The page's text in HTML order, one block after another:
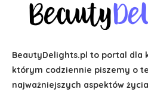
BeautyDelights.pl to portal dla
którym codziennie piszemy o
najważniejszych aspektów